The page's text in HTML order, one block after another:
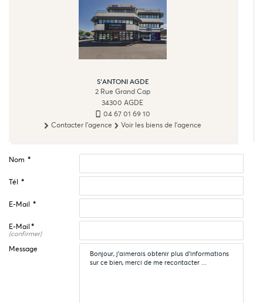
S'ANTONI AGDE
2 Rue Grand Cap
34300 AGDE
04 67 01 69 10
Contacter l'agence
Voir les biens de l'agence
Nom *
Tél *
E-Mail *
E-Mail *
(confirmer)
Message